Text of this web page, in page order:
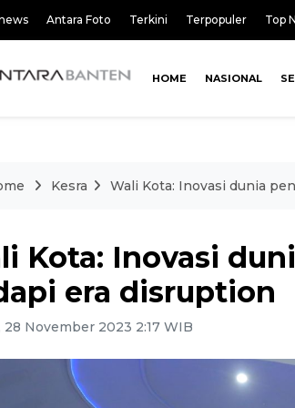
Antara Foto Terkini Terpopuler Top
HOME NASIONAL
Kesra Wali Kota: Inovasi dunia
Kota: Inovasi
era disruption
28 November 2023 2:17 WIB